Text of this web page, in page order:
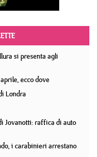
si presenta agli
ecco dove
Londra
Jovanotti: raffica di auto
i carabinieri arrestano